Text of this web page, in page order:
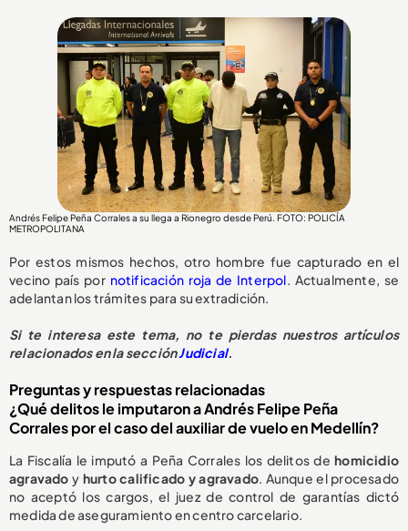
Andrés Felipe Peña Corrales a su llega a Rionegro desde Perú. FOTO: POLICÍA
METROPOLITANA
Por estos mismos hechos, otro hombre fue capturado en el
vecino país por notificación roja de Interpol. Actualmente, se
adelantan los trámites para su extradición.
Si te interesa este tema, no te pierdas nuestros artículos
relacionados en la secciónJudicial.
Preguntas y respuestas relacionadas
¿Qué delitos le imputaron a Andrés Felipe Peña
Corrales por el caso del auxiliar de vuelo en Medellín?
La Fiscalía le imputó a Peña Corrales los delitos dehomicidio
agravado y hurto calificado y agravado. Aunque el procesado
no aceptó los cargos, el juez de control de garantías dictó
medida de aseguramiento en centro carcelario.